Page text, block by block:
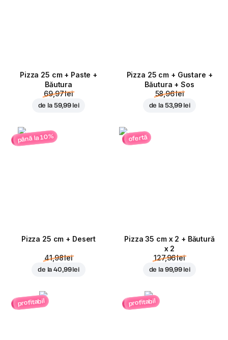
Pizza 25 cm + Paste +
Băutura
69,97 lei
de la 59,99 lei
Pizza 25 cm + Gustare +
Băutura + Sos
58,96 lei
de la 53,99 lei
până la 10%
Pizza 25 cm + Desert
41,98 lei
de la40,99 lei
ofertă
Pizza 35 cm x 2 + Băutură
x 2
127,96 lei
de la 99,99 lei
profitabil profitabil